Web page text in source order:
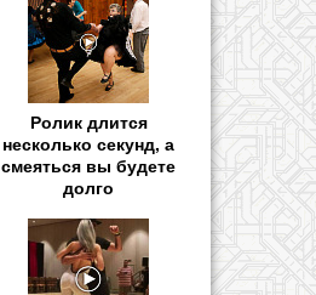
Ролик длится
несколько секунд, а
смеяться вы будете
долго